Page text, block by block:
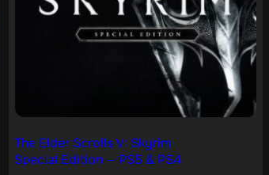
The Elder Scrolls V: Skyrim
Special Edition — PS5 & PS4